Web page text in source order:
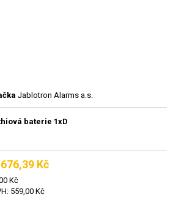
Jablotron Alarms a.s.
baterie 1xD
Kč
Kč
559,00 Kč